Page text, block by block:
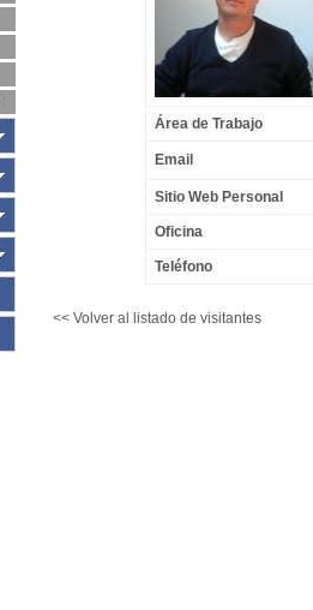
Área de Trabajo
Email
Sitio Web Personal
Oficina
Teléfono
<< Volver al listado de visitantes